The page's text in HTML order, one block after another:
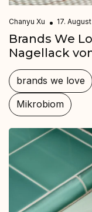
Chanyu Xu 17.
Brands We
Nagellack
brands we love
Mikrobiom